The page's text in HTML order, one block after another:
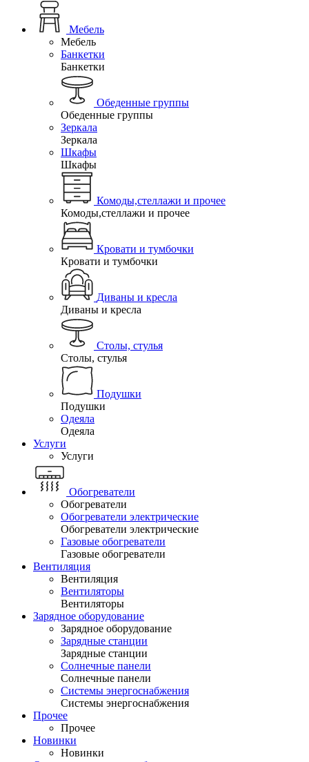
Мебель
Мебель
Банкетки
Банкетки
Обеденные группы
Обеденные группы
Зеркала
Зеркала
Шкафы
Шкафы
Комоды,стеллажи и прочее
Комоды,стеллажи и прочее
Кровати и тумбочки
Кровати и тумбочки
Диваны и кресла
Диваны и кресла
Столы, стулья
Столы, стулья
Подушки
Подушки
Одеяла
Одеяла
Услуги
Услуги
Обогреватели
Обогреватели
Обогреватели электрические
Обогреватели электрические
Газовые обогреватели
Газовые обогреватели
Вентиляция
Вентиляция
Вентиляторы
Вентиляторы
Зарядное оборудование
Зарядное оборудование
Зарядные станции
Зарядные станции
Солнечные панели
Солнечные панели
Системы энергоснабжения
Системы энергоснабжения
Прочее
Прочее
Новинки
Новинки